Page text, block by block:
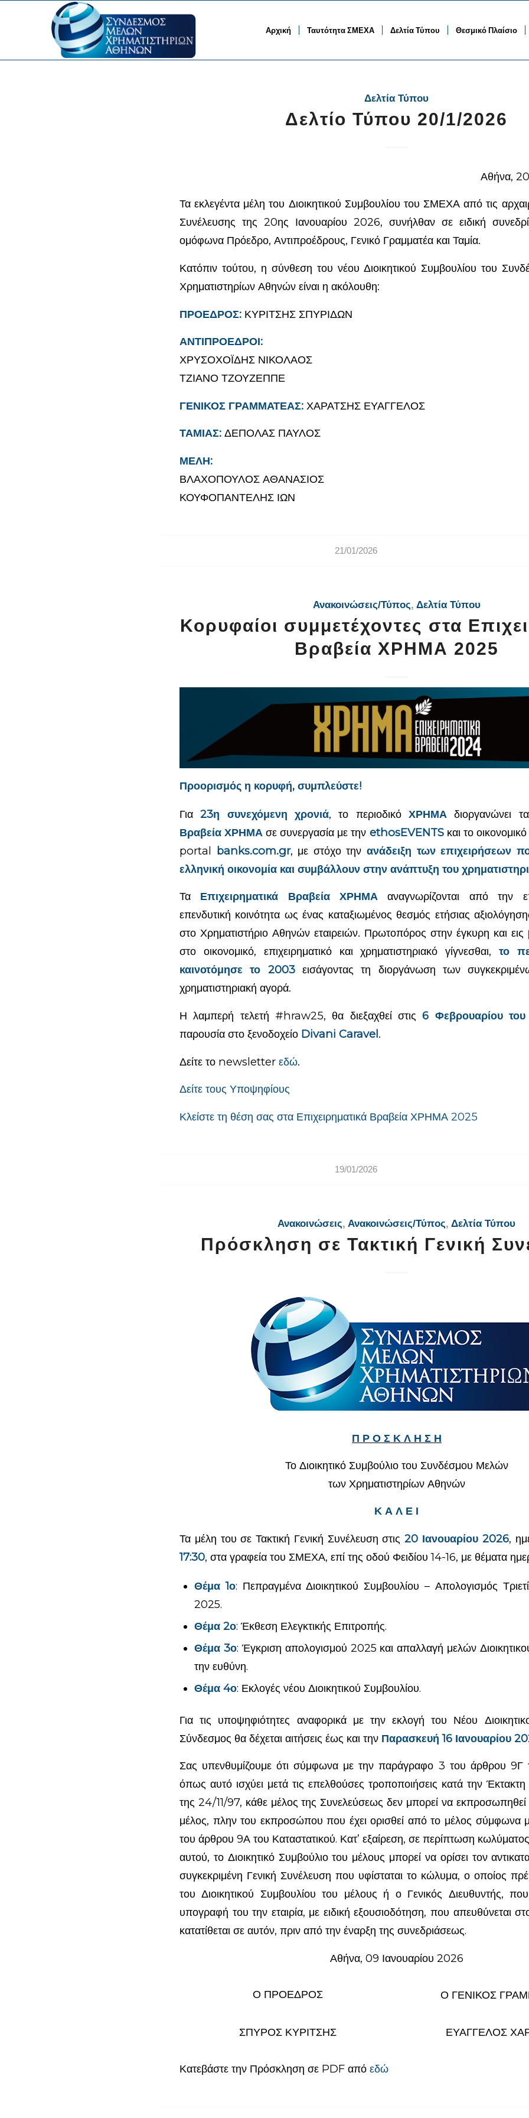
Αρχική Ταυτότητα ΣΜΕΧΑ Δελτία Τύπου Θεσμικό Πλαίσιο
Δελτία Τύπου
Δελτίο Τύπου 20/1/2026
Αθήνα,
Τα εκλεγέντα μέλη του Διοικητικού Συμβουλίου του ΣΜΕΧΑ από τις
Συνέλευσης της 20ης Ιανουαρίου 2026, συνήλθαν σε ειδική
ομόφωνα Πρόεδρο, Αντιπροέδρους, Γενικό Γραμματέα και Ταμία.
Κατόπιν τούτου, η σύνθεση του νέου Διοικητικού Συμβουλίου του
Χρηματιστηρίων Αθηνών είναι η ακόλουθη:
ΠΡΟΕΔΡΟΣ:ΚΥΡΙΤΣΗΣ ΣΠΥΡΙΔΩΝ
ΑΝΤΙΠΡΟΕΔΡΟΙ:
ΧΡΥΣΟΧΟΪΔΗΣ ΝΙΚΟΛΑΟΣ
ΤΖΙΑΝΟ ΤΖΟΥΖΕΠΠΕ
ΓΕΝΙΚΟΣ ΓΡΑΜΜΑΤΕΑΣ:ΧΑΡΑΤΣΗΣ ΕΥΑΓΓΕΛΟΣ
ΤΑΜΙΑΣ:ΔΕΠΟΛΑΣ ΠΑΥΛΟΣ
ΜΕΛΗ:
ΒΛΑΧΟΠΟΥΛΟΣ ΑΘΑΝΑΣΙΟΣ
ΚΟΥΦΟΠΑΝΤΕΛΗΣ ΙΩΝ
21/01/2026
Ανακοινώσεις/Τύπος, Δελτία Τύπου
Κορυφαίοι συμμετέχοντες στα
Βραβεία ΧΡΗΜΑ 2025
Προορισμός η κορυφή, συμπλεύστε!
Για23η συνεχόμενη χρονιά, το περιοδικό ΧΡΗΜΑ διοργανώνει τα
Βραβεία ΧΡΗΜΑ σε συνεργασία με την ethosEVENTSκαι το οικονομικό
portal banks.com.gr, με στόχο την ανάδειξη των επιχειρήσεων
ελληνική οικονομία και συμβάλλουν στην ανάπτυξη του
Τα Επιχειρηματικά Βραβεία ΧΡΗΜΑ αναγνωρίζονται από την
επενδυτική κοινότητα ως ένας καταξιωμένος θεσμός ετήσιας
στο Χρηματιστήριο Αθηνών εταιρειών. Πρωτοπόρος στην έγκυρη και
στο οικονομικό, επιχειρηματικό και χρηματιστηριακό γίγνεσθαι,το
καινοτόμησε το 2003εισάγοντας τη διοργάνωση των
χρηματιστηριακή αγορά.
Η λαμπερή τελετή #hraw25, θα διεξαχθεί στις6 Φεβρουαρίου
παρουσία στο ξενοδοχείο Divani Caravel.
Δείτε το newsletter εδώ.
Δείτε τους Υποψηφίους
Κλείστε τη θέση σας στα Επιχειρηματικά Βραβεία ΧΡΗΜΑ 2025
19/01/2026
Ανακοινώσεις,Ανακοινώσεις/Τύπος,Δελτία Τύπου
Πρόσκληση σε Τακτική Γενική
Π Ρ Ο Σ Κ Λ Η Σ Η
Το Διοικητικό Συμβούλιο του Συνδέσμου Μελών
των Χρηματιστηρίων Αθηνών
Κ Α Λ Ε Ι
Τα μέλη του σε Τακτική Γενική Συνέλευση στις20 Ιανουαρίου 2026,
17:30, στα γραφεία του ΣΜΕΧΑ, επί της οδού Φειδίου 14-16, με θέματα
Θέμα 1ο: Πεπραγμένα Διοικητικού Συμβουλίου – Απολογισμός
2025.
Θέμα 2ο: Έκθεση Ελεγκτικής Επιτροπής.
Θέμα 3ο: Έγκριση απολογισμού 2025 και απαλλαγή μελών
την ευθύνη.
Θέμα 4ο: Εκλογές νέου Διοικητικού Συμβουλίου.
Για τις υποψηφιότητες αναφορικά με την εκλογή του Νέου
Σύνδεσμος θα δέχεται αιτήσεις έως και την Παρασκευή 16 Ιανουαρίου
Σας υπενθυμίζουμε ότι σύμφωνα με την παράγραφο 3 του άρθρου 9Γ
όπως αυτό ισχύει μετά τις επελθούσες τροποποιήσεις κατά την
της 24/11/97, κάθε μέλος της Συνελεύσεως δεν μπορεί να
μέλος, πλην του εκπροσώπου που έχει ορισθεί από το μέλος σύμφωνα
του άρθρου 9Α του Καταστατικού. Κατ’ εξαίρεση, σε περίπτωση
αυτού, το Διοικητικό Συμβούλιο του μέλους μπορεί να ορίσει τον
συγκεκριμένη Γενική Συνέλευση που υφίσταται το κώλυμα, ο οποίος
του Διοικητικού Συμβουλίου του μέλους ή ο Γενικός Διευθυντής,
υπογραφή του την εταιρία, με ειδική εξουσιοδότηση, που απευθύνεται
κατατίθεται σε αυτόν, πριν από την έναρξη της συνεδριάσεως.
Αθήνα, 09 Ιανουαρίου 2026
Ο ΠΡΟΕΔΡΟΣ Ο ΓΕΝΙΚΟΣ
ΣΠΥΡΟΣ ΚΥΡΙΤΣΗΣ ΕΥΑΓΓΕΛΟΣ
Κατεβάστε την Πρόσκληση σε PDF από εδώ